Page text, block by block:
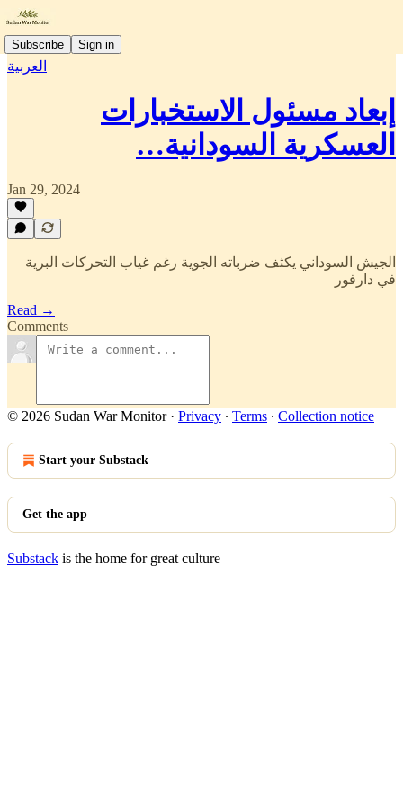
Subscribe Sign in
العربية
إبعاد مسئول الاستخبارات
العسكرية السودانية…
Jan 29, 2024
الجيش السوداني يكثف ضرباته الجوية رغم غياب التحركات البرية
في دارفور
Read →
Comments
© 2026 Sudan War Monitor· Privacy ∙ Terms ∙ Collection notice
Start your Substack
Get the app
Substack is the home for great culture